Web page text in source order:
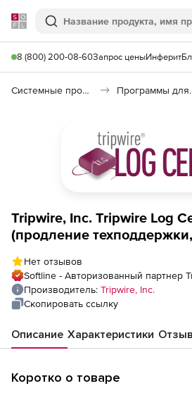
Softline
Поиск
8 (800) 200-08-60Запрос ценыИнферит
Системные программы
Tripwire, Inc. Tripwire Log
(продление
Нет отзывов
Softline - Авторизованный партнер
Производитель: Tripwire, Inc.
Скопировать ссылку
Описание Характеристики
Коротко о товаре